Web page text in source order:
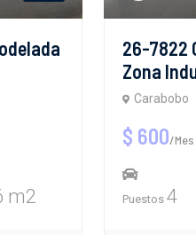
m2
26-7822
Zona
Carabobo
$ 600/Mes
Puestos 4